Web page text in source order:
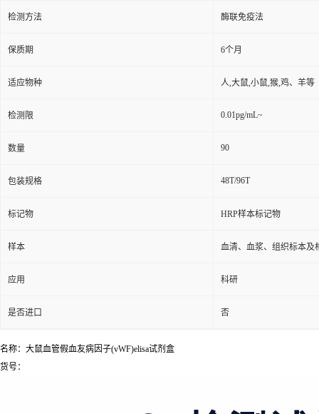
检测方法 酶联免疫法
保质期 6个月
适应物种 人,大鼠,小鼠,猴,鸡、羊等
检测限 0.01pg/mL~
数量 90
包装规格 48T/96T
标记物 HRP样本标记物
样本 血清、血浆、组织标本及
应用 科研
是否进口 否
名称：大鼠血管假血友病因子(vWF)elisa试剂盒
货号：